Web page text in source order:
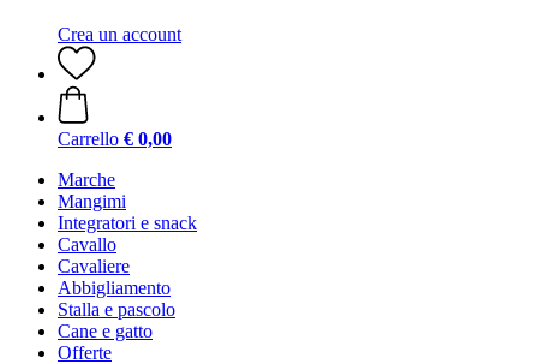
Crea un account
Carrello € 0,00
Marche
Mangimi
Integratori e snack
Cavallo
Cavaliere
Abbigliamento
Stalla e pascolo
Cane e gatto
Offerte